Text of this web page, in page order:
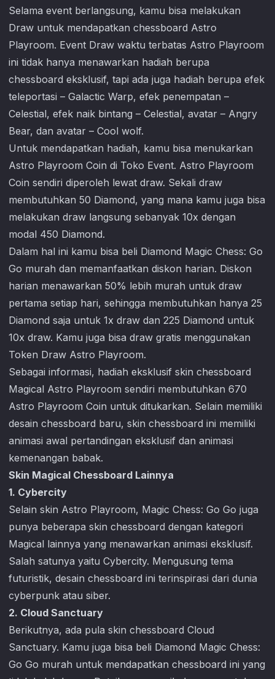
Selama event berlangsung, kamu bisa melakukan
Draw untuk mendapatkan chessboard Astro
Playroom. Event Draw waktu terbatas Astro Playroom
ini tidak hanya menawarkan hadiah berupa
chessboard eksklusif, tapi ada juga hadiah berupa efek
teleportasi – Galactic Warp, efek penempatan –
Celestial, efek naik bintang – Celestial, avatar – Angry
Bear, dan avatar – Cool wolf.
Untuk mendapatkan hadiah, kamu bisa menukarkan
Astro Playroom Coin di Toko Event. Astro Playroom
Coin sendiri diperoleh lewat draw. Sekali draw
membutuhkan 50 Diamond, yang mana kamu juga bisa
melakukan draw langsung sebanyak 10x dengan
modal 450 Diamond.
Dalam hal ini kamu bisa beli Diamond Magic Chess: Go
Go murah dan memanfaatkan diskon harian. Diskon
harian menawarkan 50% lebih murah untuk draw
pertama setiap hari, sehingga membutuhkan hanya 25
Diamond saja untuk 1x draw dan 225 Diamond untuk
10x draw. Kamu juga bisa draw gratis menggunakan
Token Draw Astro Playroom.
Sebagai informasi, hadiah eksklusif skin chessboard
Magical Astro Playroom sendiri membutuhkan 670
Astro Playroom Coin untuk ditukarkan. Selain memiliki
desain chessboard baru, skin chessboard ini memiliki
animasi awal pertandingan eksklusif dan animasi
kemenangan babak.
Skin Magical Chessboard Lainnya
1. Cybercity
Selain skin Astro Playroom, Magic Chess: Go Go juga
punya beberapa skin chessboard dengan kategori
Magical lainnya yang menawarkan animasi eksklusif.
Salah satunya yaitu Cybercity. Mengusung tema
futuristik, desain chessboard ini terinspirasi dari dunia
cyberpunk atau siber.
2. Cloud Sanctuary
Berikutnya, ada pula skin chessboard Cloud
Sanctuary. Kamu juga bisa beli Diamond Magic Chess:
Go Go murah untuk mendapatkan chessboard ini yang